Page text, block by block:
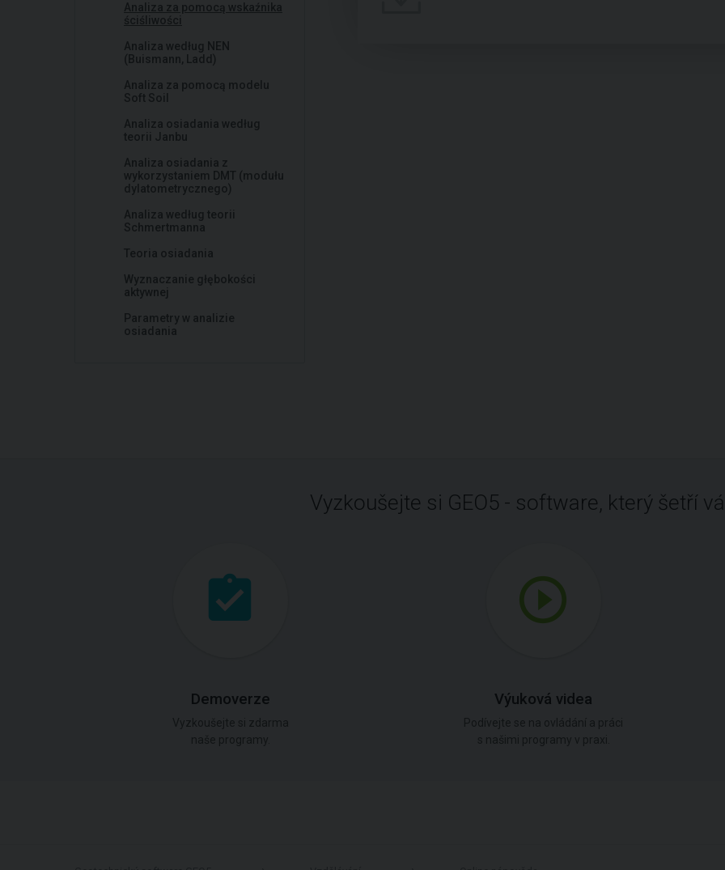
Analiza za pomocą wskaźnika
ściśliwości
Analiza według NEN
(Buismann, Ladd)
Analiza za pomocą modelu
Soft Soil
Analiza osiadania według
teorii Janbu
Analiza osiadania z
wykorzystaniem DMT (modułu
dylatometrycznego)
Analiza według teorii
Schmertmanna
Teoria osiadania
Wyznaczanie głębokości
aktywnej
Parametry w analizie
osiadania
Vyzkoušejte si GEO5 - software, který šetří
Demoverze Výuková videa